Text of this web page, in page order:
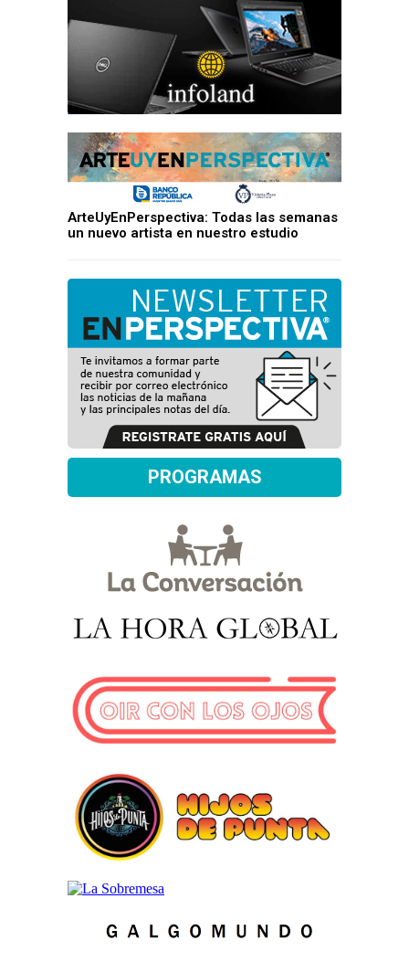
ArteUyEnPerspectiva: Todas las semanas
un nuevo artista en nuestro estudio
PROGRAMAS